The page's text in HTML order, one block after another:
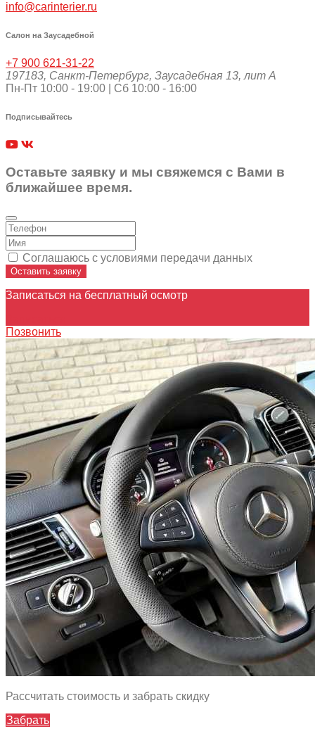
info@carinterier.ru
Салон на Заусадебной
+7 900 621-31-22
197183, Санкт-Петербург, Заусадебная 13, лит А
Пн-Пт 10:00 - 19:00 | Сб 10:00 - 16:00
Подписывайтесь
Оставьте заявку и мы свяжемся с Вами в
ближайшее время.
Соглашаюсь с условиями передачи данных
Оставить заявку
Записаться на бесплатный осмотр
Позвонить
Рассчитать стоимость и забрать скидку
Забрать